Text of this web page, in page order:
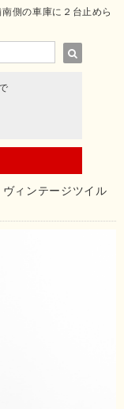
側の車庫に２台止めら
ィンテージツイル